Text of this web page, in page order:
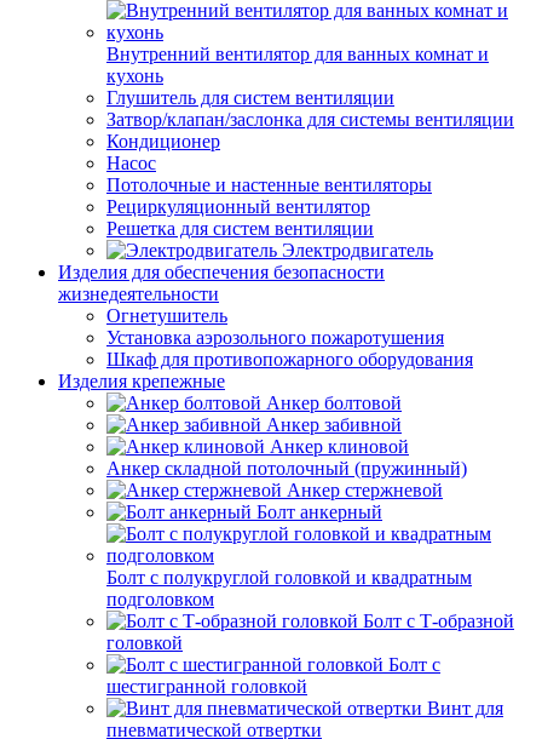
Внутренний вентилятор для ванных комнат и
кухонь
Глушитель для систем вентиляции
Затвор/клапан/заслонка для системы вентиляции
Кондиционер
Насос
Потолочные и настенные вентиляторы
Рециркуляционный вентилятор
Решетка для систем вентиляции
Электродвигатель
Изделия для обеспечения безопасности
жизнедеятельности
Огнетушитель
Установка аэрозольного пожаротушения
Шкаф для противопожарного оборудования
Изделия крепежные
Анкер болтовой
Анкер забивной
Анкер клиновой
Анкер складной потолочный (пружинный)
Анкер стержневой
Болт анкерный
Болт с полукруглой головкой и квадратным
подголовком
Болт с Т-образной
головкой
Болт с
шестигранной головкой
Винт для
пневматической отвертки